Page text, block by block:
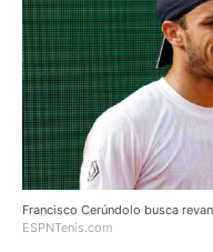
Francisco Cerúndolo busca
ESPNTenis.com